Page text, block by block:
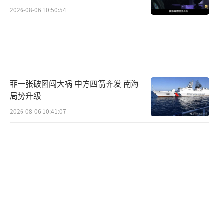
2026-08-06 10:50:54
菲一张破图闯大祸 中方四箭齐发 南海
局势升级
2026-08-06 10:41:07